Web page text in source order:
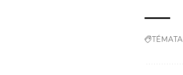
TÉMATA